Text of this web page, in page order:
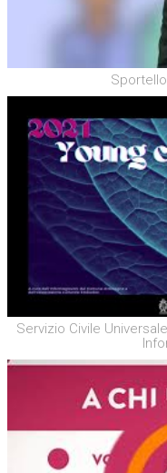
Servizio Civile